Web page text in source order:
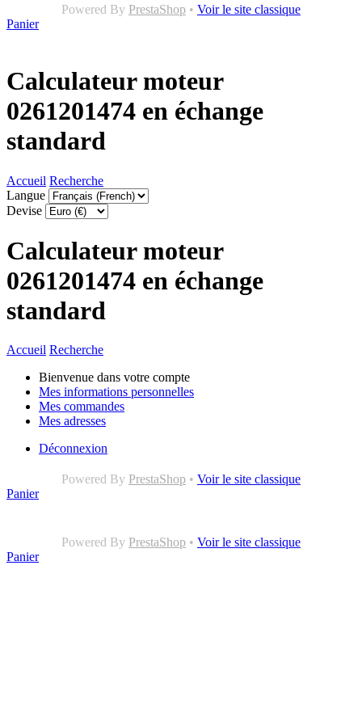
Powered By PrestaShop • Voir le site classique
Panier
Calculateur moteur
0261201474 en échange
standard
Accueil Recherche
Langue
Devise
Calculateur moteur
0261201474 en échange
standard
Accueil Recherche
Bienvenue dans votre compte
Mes informations personnelles
Mes commandes
Mes adresses
Déconnexion
Powered By PrestaShop • Voir le site classique
Panier
Powered By PrestaShop • Voir le site classique
Panier